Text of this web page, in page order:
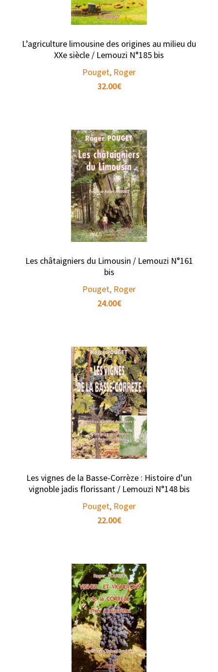
L’agriculture limousine des origines au milieu du
XXe siècle / Lemouzi N°185 bis
Pouget, Roger
32.00€
Les châtaigniers du Limousin / Lemouzi N°161
bis
Pouget, Roger
24.00€
Les vignes de la Basse-Corrèze : Histoire d’un
vignoble jadis florissant / Lemouzi N°148 bis
Pouget, Roger
22.00€